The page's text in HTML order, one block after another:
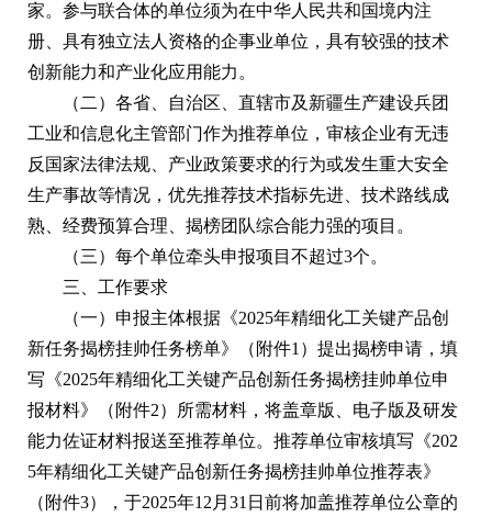
家。参与联合体的单位须为在中华人民共和国境内注
册、具有独立法人资格的企事业单位，具有较强的技术
创新能力和产业化应用能力。
（二）各省、自治区、直辖市及新疆生产建设兵团
工业和信息化主管部门作为推荐单位，审核企业有无违
反国家法律法规、产业政策要求的行为或发生重大安全
生产事故等情况，优先推荐技术指标先进、技术路线成
熟、经费预算合理、揭榜团队综合能力强的项目。
（三）每个单位牵头申报项目不超过3个。
三、工作要求
（一）申报主体根据《2025年精细化工关键产品创
新任务揭榜挂帅任务榜单》（附件1）提出揭榜申请，填
写《2025年精细化工关键产品创新任务揭榜挂帅单位申
报材料》（附件2）所需材料，将盖章版、电子版及研发
能力佐证材料报送至推荐单位。推荐单位审核填写《202
5年精细化工关键产品创新任务揭榜挂帅单位推荐表》
（附件3），于2025年12月31日前将加盖推荐单位公章的